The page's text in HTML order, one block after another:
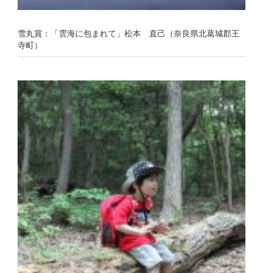
雪丸賞：「雲海に包まれて」松本 直己（奈良県北葛城郡王
寺町）